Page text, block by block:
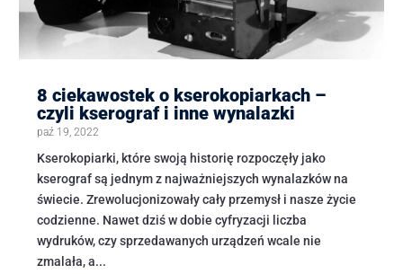
8 ciekawostek o kserokopiarkach –
czyli kserograf i inne wynalazki
paź 19, 2022
Kserokopiarki, które swoją historię rozpoczęły jako
kserograf są jednym z najważniejszych wynalazków na
świecie. Zrewolucjonizowały cały przemysł i nasze życie
codzienne. Nawet dziś w dobie cyfryzacji liczba
wydruków, czy sprzedawanych urządzeń wcale nie
zmalała, a...